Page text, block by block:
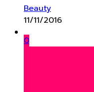
Beauty
11/11/2016
0